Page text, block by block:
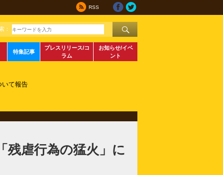
RSS
：
特集記事
プレスリリース/コ
ラム
お知らせ/イベ
ント
いて報告
残虐行為の猛火」に